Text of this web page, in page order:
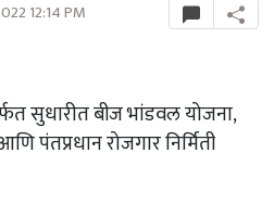
12:14 PM
सुधारीत बीज भांडवल योजना,
पंतप्रधान रोजगार निर्मिती